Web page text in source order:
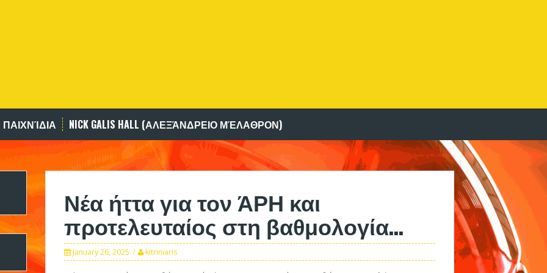
NICK GALIS HALL (ΑΛΕΞΆΝΔΡΕΙΟ ΜΈΛΑΘΡΟΝ)
Νέα ήττα για τον ΆΡΗ και
προτελευταίος στη βαθμολογία…
January 26, 2025 kitriniaris